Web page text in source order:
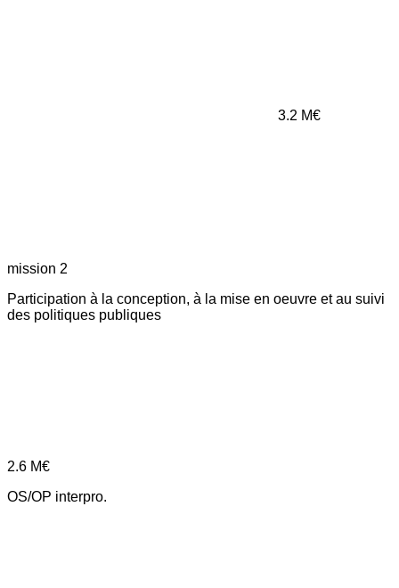
3.2 M€
mission 2
Participation à la conception, à la mise en oeuvre et au suivi
des politiques publiques
2.6 M€
OS/OP interpro.